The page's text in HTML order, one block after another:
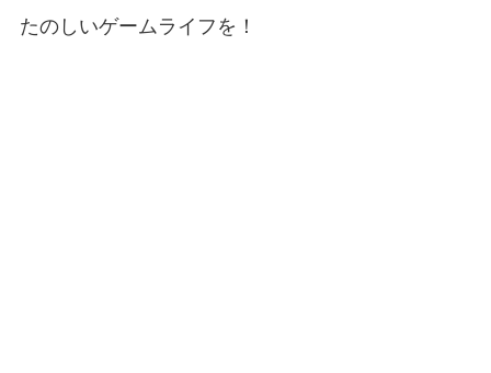
たのしいゲームライフを！